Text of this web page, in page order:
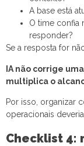
A base está
O time confia
responder?
Se a resposta for
IA não corrige
multiplica o
Por isso, organizar
operacionais
Checklist 4: